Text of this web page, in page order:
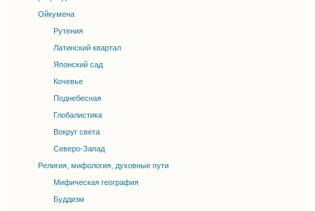
Ойкумена
Рутения
Латинский квартал
Японский сад
Кочевье
Поднебесная
Глобалистика
Вокруг света
Северо-Запад
Религия, мифология, духовные пути
Мифическая география
Буддизм